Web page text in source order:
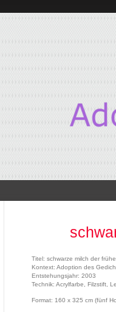
Titel: schwarze milch der frühe
Kontext: Adoption des
Entstehungsjahr: 2003
Technik: Acrylfarbe, Filzstift,
Format: 160 x 325 cm (fünf